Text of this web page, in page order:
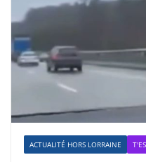
ACTUALITÉ HORS LORRAINE